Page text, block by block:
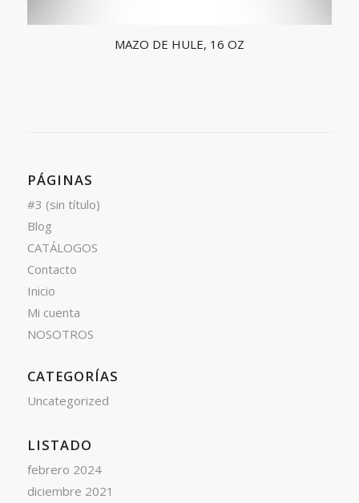
MAZO DE HULE, 16 OZ
PÁGINAS
#3 (sin título)
Blog
CATÁLOGOS
Contacto
Inicio
Mi cuenta
NOSOTROS
CATEGORÍAS
Uncategorized
LISTADO
febrero 2024
diciembre 2021